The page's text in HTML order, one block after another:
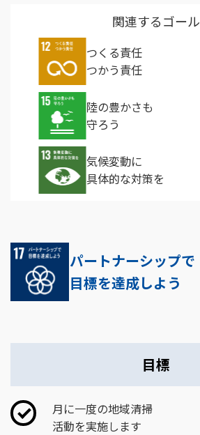
関連するゴール
つくる責任
つかう責任
陸の豊かさも
守ろう
気候変動に
具体的な対策を
目標
月に一度の地域清掃
活動を実施します